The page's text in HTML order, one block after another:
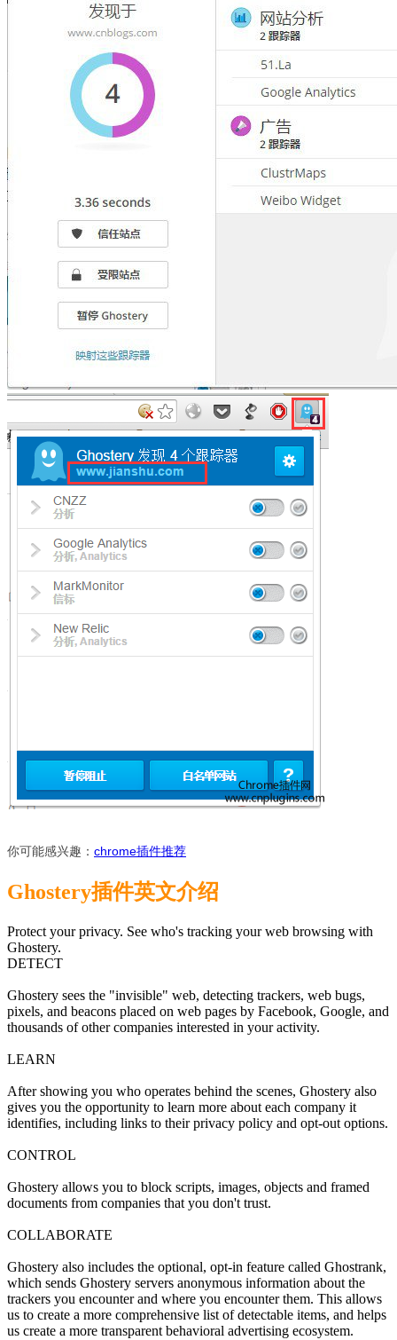
你可能感兴趣： chrome插件推荐
Ghostery插件英文介绍
Protect your privacy. See who's tracking your web browsing with
Ghostery.
DETECT
Ghostery sees the "invisible" web, detecting trackers, web bugs,
pixels, and beacons placed on web pages by Facebook, Google, and
thousands of other companies interested in your activity.
LEARN
After showing you who operates behind the scenes, Ghostery also
gives you the opportunity to learn more about each company it
identifies, including links to their privacy policy and opt-out options.
CONTROL
Ghostery allows you to block scripts, images, objects and framed
documents from companies that you don't trust.
COLLABORATE
Ghostery also includes the optional, opt-in feature called Ghostrank,
which sends Ghostery servers anonymous information about the
trackers you encounter and where you encounter them. This allows
us to create a more comprehensive list of detectable items, and helps
us create a more transparent behavioral advertising ecosystem.